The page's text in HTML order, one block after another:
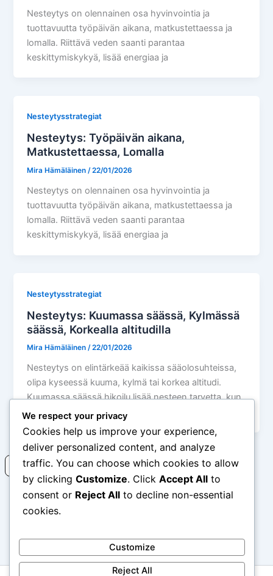
Nesteytys on olennainen osa hyvinvointia ja
tuottavuutta työpäivän aikana, matkustettaessa ja
lomalla. Riittävä veden saanti parantaa
keskittymiskykyä, lisää energiaa ja
Nesteytysstrategiat
Nesteytys: Työpäivän aikana,
Matkustettaessa, Lomalla
Mira Hämäläinen/22/01/2026
Nesteytys on olennainen osa hyvinvointia ja
tuottavuutta työpäivän aikana, matkustettaessa ja
lomalla. Riittävä veden saanti parantaa
keskittymiskykyä, lisää energiaa ja
Nesteytysstrategiat
Nesteytys: Kuumassa säässä, Kylmässä
säässä, Korkealla altitudilla
Mira Hämäläinen/22/01/2026
Nesteytys on elintärkeää kaikissa sääolosuhteissa,
olipa kyseessä kuuma, kylmä tai korkea altitudi.
Kuumassa säässä hikoilu lisää nesteen tarvetta, kun
taas
Read more
←Previous
We respect your privacy
Cookies help us improve your experience,
deliver personalized content, and analyze
traffic. You can choose which cookies to allow
by clicking Customize. Click Accept All to
consent or Reject All to decline non-essential
cookies.
Customize
Reject All